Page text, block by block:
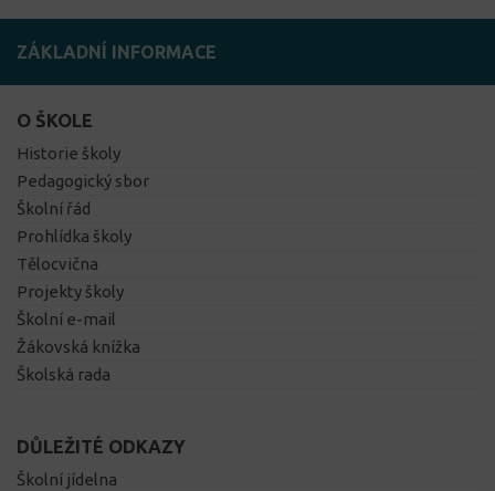
ZÁKLADNÍ INFORMACE
O ŠKOLE
Historie školy
Pedagogický sbor
Školní řád
Prohlídka školy
Tělocvična
Projekty školy
Školní e-mail
Žákovská knížka
Školská rada
DŮLEŽITÉ ODKAZY
Školní jídelna